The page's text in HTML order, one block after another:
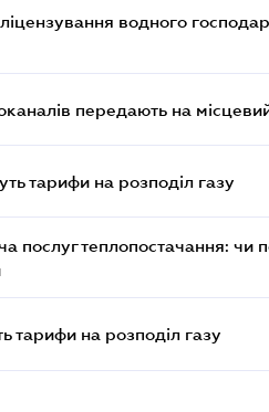
водного
передають на
тарифи на розподіл газу
послуг теплопостачання:
тарифи на розподіл газу